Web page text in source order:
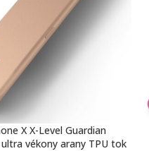
X X-Level Guardian
vékony arany TPU tok